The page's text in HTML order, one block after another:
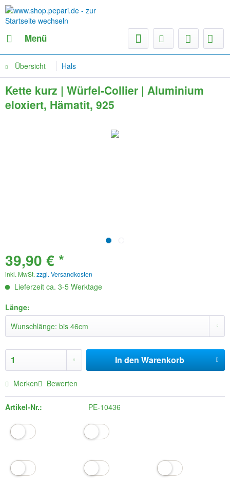
Menü
Übersicht Hals
Kette kurz | Würfel-Collier | Aluminium
eloxiert, Hämatit, 925
39,90 € *
inkl. MwSt. zzgl. Versandkosten
Lieferzeit ca. 3-5 Werktage
Länge:
In den Warenkorb
Merken Bewerten
Artikel-Nr.: PE-10436